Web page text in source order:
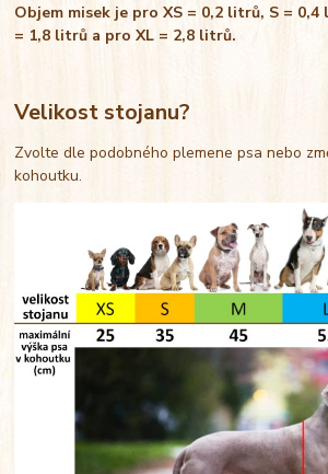
Objem misek je pro XS = 0,2 litrů, S =
= 1,8 litrů a pro XL = 2,8 litrů.
Velikost stojanu?
Zvolte dle podobného plemene psa nebo
kohoutku.